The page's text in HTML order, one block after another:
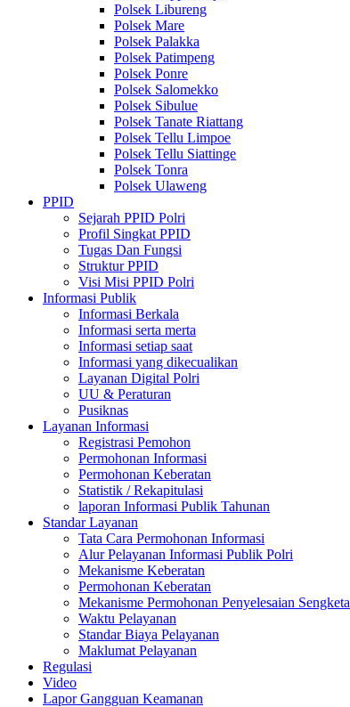
Polsek Libureng
Polsek Mare
Polsek Palakka
Polsek Patimpeng
Polsek Ponre
Polsek Salomekko
Polsek Sibulue
Polsek Tanate Riattang
Polsek Tellu Limpoe
Polsek Tellu Siattinge
Polsek Tonra
Polsek Ulaweng
PPID
Sejarah PPID Polri
Profil Singkat PPID
Tugas Dan Fungsi
Struktur PPID
Visi Misi PPID Polri
Informasi Publik
Informasi Berkala
Informasi serta merta
Informasi setiap saat
Informasi yang dikecualikan
Layanan Digital Polri
UU & Peraturan
Pusiknas
Layanan Informasi
Registrasi Pemohon
Permohonan Informasi
Permohonan Keberatan
Statistik / Rekapitulasi
laporan Informasi Publik Tahunan
Standar Layanan
Tata Cara Permohonan Informasi
Alur Pelayanan Informasi Publik Polri
Mekanisme Keberatan
Permohonan Keberatan
Mekanisme Permohonan Penyelesaian Sengketa
Waktu Pelayanan
Standar Biaya Pelayanan
Maklumat Pelayanan
Regulasi
Video
Lapor Gangguan Keamanan